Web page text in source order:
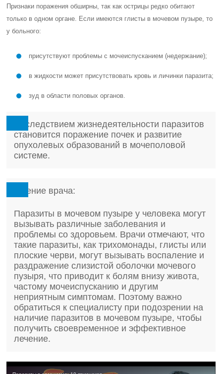
Признаки поражения обширны, так как острицы редко обитают
только в одном органе. Если имеются глисты в мочевом пузыре, то
у больного:
присутствуют проблемы с мочеиспусканием (недержание);
в жидкости может присутствовать кровь и личинки паразита;
зуд в области половых органов.
Последствием жизнедеятельности паразитов
становится поражение почек и развитие
опухолевых образований в мочеполовой
системе.
Мнение врача:
Паразиты в мочевом пузыре у человека могут
вызывать различные заболевания и
проблемы со здоровьем. Врачи отмечают, что
такие паразиты, как трихомонады, глисты или
плоские черви, могут вызывать воспаление и
раздражение слизистой оболочки мочевого
пузыря, что приводит к болям внизу живота,
частому мочеиспусканию и другим
неприятным симптомам. Поэтому важно
обратиться к специалисту при подозрении на
наличие паразитов в мочевом пузыре, чтобы
получить своевременное и эффективное
лечение.